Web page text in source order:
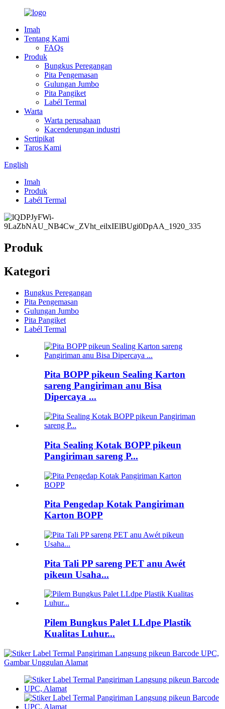
Imah
Tentang Kami
FAQs
Produk
Bungkus Peregangan
Pita Pengemasan
Gulungan Jumbo
Pita Pangiket
Labél Termal
Warta
Warta perusahaan
Kacenderungan industri
Sertipikat
Taros Kami
English
Imah
Produk
Labél Termal
Produk
Kategori
Bungkus Peregangan
Pita Pengemasan
Gulungan Jumbo
Pita Pangiket
Labél Termal
Pita BOPP pikeun Sealing Karton
sareng Pangiriman anu Bisa
Dipercaya ...
Pita Sealing Kotak BOPP pikeun
Pangiriman sareng P...
Pita Pengedap Kotak Pangiriman
Karton BOPP
Pita Tali PP sareng PET anu Awét
pikeun Usaha...
Pilem Bungkus Palet LLdpe Plastik
Kualitas Luhur...